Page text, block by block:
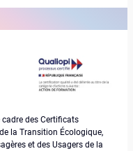
cadre des Certificats
la Transition Écologique,
et des Usagers de la